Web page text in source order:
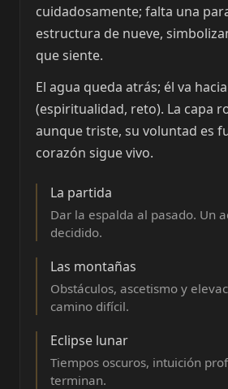
cuidadosamente; falta una
estructura de nueve,
que siente.
El agua queda atrás; él va
(espiritualidad, reto). La capa
aunque triste, su voluntad es
corazón sigue vivo.
La partida
Dar la espalda al pasado. Un
decidido.
Las montañas
Obstáculos, ascetismo y
camino difícil.
Eclipse lunar
Tiempos oscuros, intuición
terminan.